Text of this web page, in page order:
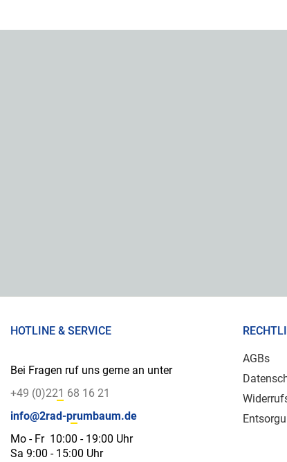
HOTLINE & SERVICE
Bei Fragen ruf uns gerne an unter
+49 (0)221 68 16 21
info@2rad-prumbaum.de
Mo - Fr 10:00 - 19:00 Uhr
Sa 9:00 - 15:00 Uhr
AGBs